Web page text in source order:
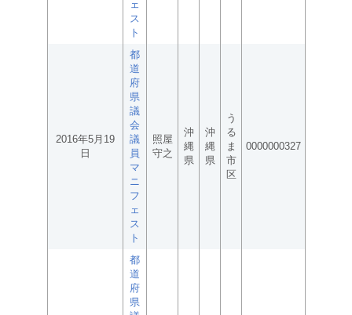
ェ
ス
ト
2016年5月19
日
都
道
府
県
議
会
議
員
マ
ニ
フ
ェ
ス
ト
照屋
守之
沖
縄
県
沖
縄
県
う
る
ま
市
区
0000000327
都
道
府
県